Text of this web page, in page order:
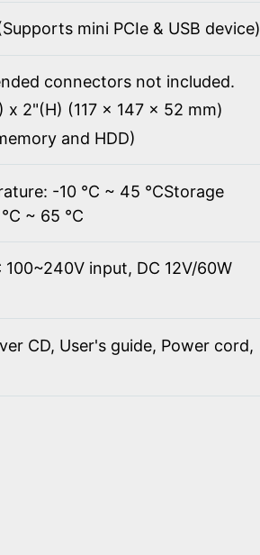
mini PCIe & USB device)
connectors not included.
x 2"(H) (117 x 147 x 52 mm)
and HDD)
-10 ℃ ~ 45 ℃Storage
℃ ~ 65 ℃
100~240V input, DC 12V/60W
CD, User's guide, Power cord,